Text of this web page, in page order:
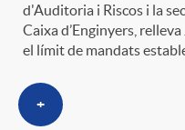
d'Auditoria i Riscos i la
Caixa d’Enginyers,
el límit de mandats
+